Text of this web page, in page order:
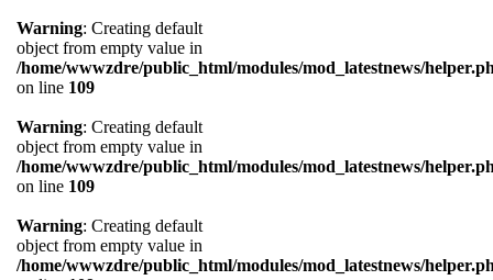
Warning: Creating default
object from empty value in
/home/wwwzdre/public_html/modules/mod_latestnews/
on line 109
Warning: Creating default
object from empty value in
/home/wwwzdre/public_html/modules/mod_latestnews/
on line 109
Warning: Creating default
object from empty value in
/home/wwwzdre/public_html/modules/mod_latestnews/